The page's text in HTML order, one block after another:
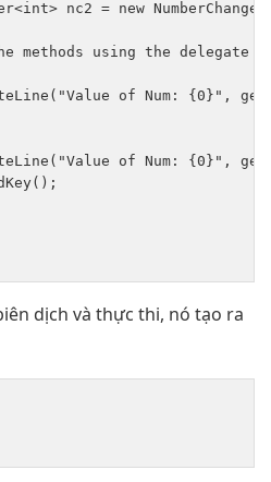
nc2 = new
methods using the delegate
of Num: {0}",
of Num: {0}",
dịch và thực thi, nó tạo ra